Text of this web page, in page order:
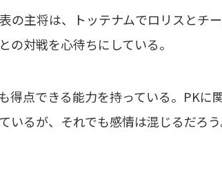
の主将は、トッテナムでロリスとチ
の対戦を心待ちにしている。
得点できる能力を持っている。PK
いるが、それでも感情は混じるだろ